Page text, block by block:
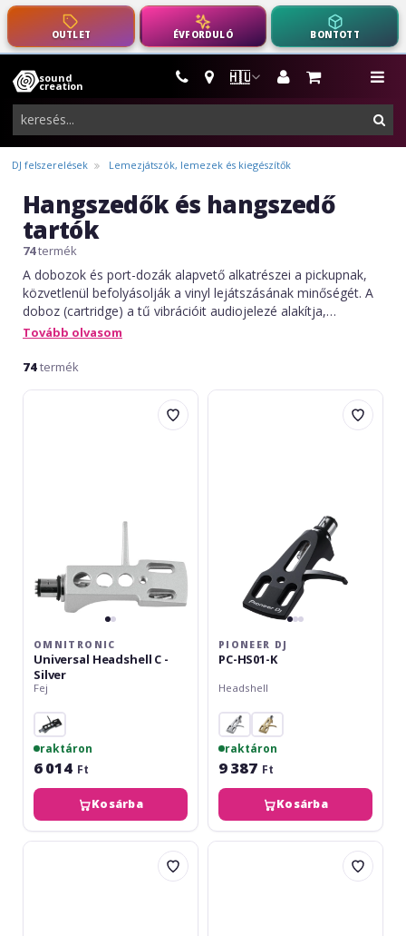
OUTLET ÉVFORDULÓ BONTOTT
🇭🇺
sound
creation
hangszerek,
pro-
audio
felszerelés
DJ felszerelések Lemezjátszók, lemezek és kiegészítők
Hangszedők és hangszedő
tartók
74termék
A dobozok és port-dozák alapvető alkatrészei a pickupnak,
közvetlenül befolyásolják a vinyl lejátszásának minőségét. A
doboz (cartridge) a tű vibrációit audiojelezé alakítja,
befolyásolva a részletességet, tisztaságot és a frekvencia-
leválasztható tartó, amely rögzíti a dobozt a pickup karjára,
Ezek az alkatrészek együtt lehetővé teszik a lejátszási
rendszer finomhangolását, optimális teljesítményt nyújtva
Tovább olvasom
74termék
Omnitronic
OMNITRONIC
Universal Headshell C -
Silver
Fej
raktáron
6 014 Ft
Kosárba
Pioneer
PIONEER DJ
PC-HS01-K
Headshell
raktáron
9 387 Ft
Kosárba
Monacor
Audio-